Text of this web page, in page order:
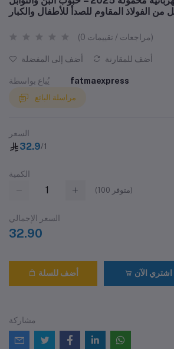
من الفولاذ المقاوم للصدأ للأطفال والكبار
(0 مراجعات / تقييمات)
أضف إلى المفضلة أضف للمقارنة
يُباع بواسطة fatmaexpress
مراسلة البائع
السعر
32.9/1
الكمية
(100 متوفر)
السعر الإجمالي
32.90
أضف للسلة اشتري الآن
مشاركة